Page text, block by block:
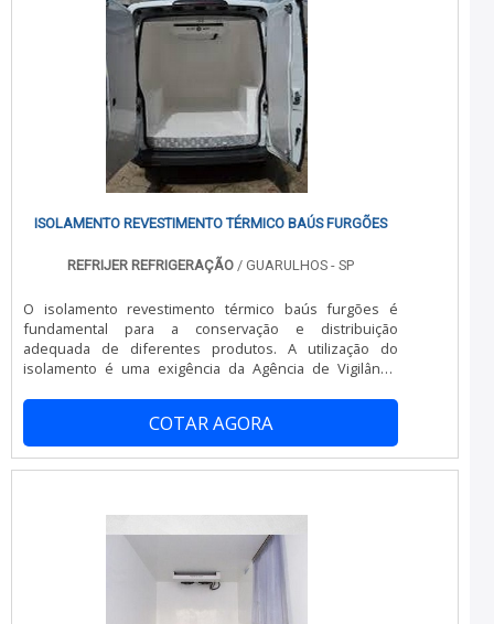
tem sido apontada de forma positiva no mercado pela
idoneidade em tudo que faz, fechando todo o ciclo de
entrega com excelência para cada cliente.
ISOLAMENTO REVESTIMENTO TÉRMICO BAÚS FURGÕES
REFRIJER REFRIGERAÇÃO / GUARULHOS - SP
O isolamento revestimento térmico baús furgões é
fundamental para a conservação e distribuição
adequada de diferentes produtos. A utilização do
isolamento é uma exigência da Agência de Vigilância
revestimento, tendo em vista a preocupação com o
equilíbrio térmico e a qualidade da mercadoria durante o
transporte.O desempenho e a qualidade desse tipo de
revestimento devem ser assegurados pela tecnologia,
COTAR AGORA